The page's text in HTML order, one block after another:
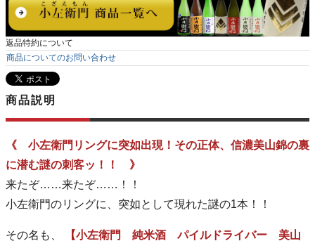
返品特約について
商品についてのお問い合わせ
商品説明
《 小左衛門リングに突如出現！その正体、信濃美山錦の裏
に潜む謎の刺客ッ！！ 》
来たぞ……来たぞ……！！
小左衛門のリングに、突如として現れた謎の1本！！
その名も、
【小左衛門 純米酒 パイルドライバー 美山